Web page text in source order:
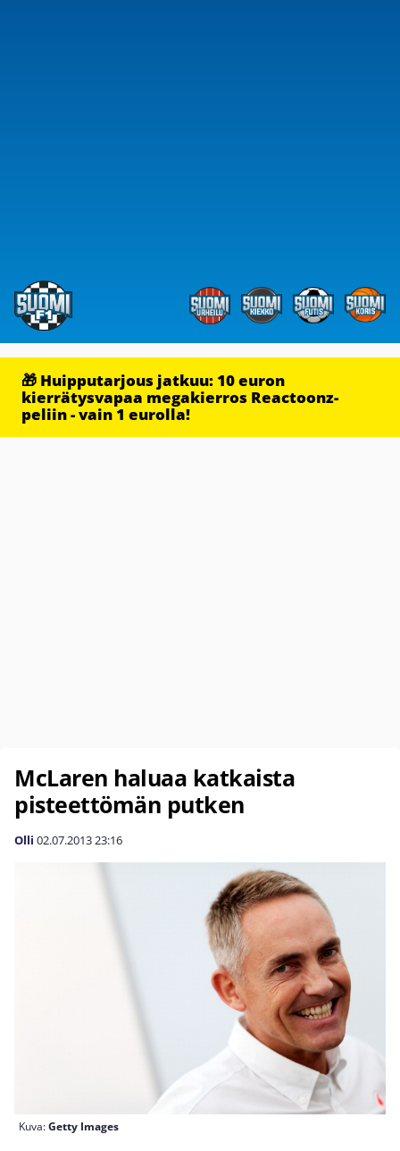
🎁 Huipputarjous jatkuu: 10 euron
kierrätysvapaa megakierros Reactoonz-
peliin - vain 1 eurolla!
McLaren haluaa katkaista
pisteettömän putken
Olli 02.07.201323:16
Kuva:Getty Images